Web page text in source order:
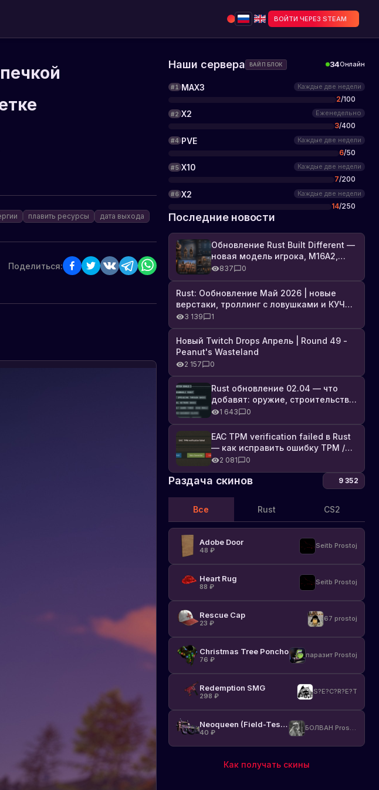
ВОЙТИ ЧЕРЕЗ STEAM
плавить ресурсы дата выхода
Поделиться:
Наши сервера ВАЙП БЛОК 34Онлайн
#1 MAX3 Каждые две недели
2/100
#2 X2 Еженедельно
3/400
#4 PVE Каждые две недели
6/50
#5 X10 Каждые две недели
7/200
#6 X2 Каждые две недели
14/250
Последние новости
Обновление Rust Built Different —
новая модель игрока, M16A2,
броня, Industrial DLC и полный
список изменений
837 0
Rust: Ообновление Май 2026 | новые
верстаки, троллинг с ловушками и КУЧА
DLC3 139 1
Новый Twitch Drops Апрель | Round 49 -
Peanut's Wasteland
2 157 0
Rust обновление 02.04 — что
добавят: оружие, строительство,
технологии и Farming 2.5
1 643 0
EAC TPM verification failed в Rust
— как исправить ошибку TPM /
Secure Boot
2 081 0
Раздача скинов 9 352
Все Rust CS2
Adobe Door
48 ₽
Seitb Prostoj
Heart Rug
88 ₽
Seitb Prostoj
Rescue Cap
23 ₽
67 prostoj
Christmas Tree Poncho
76 ₽
паразит Prostoj
Redemption SMG
298 ₽
S?E?C?R?E?T
Neoqueen (Field-Tested)
40 ₽
БОЛВАН Prostoj
Как получать скины